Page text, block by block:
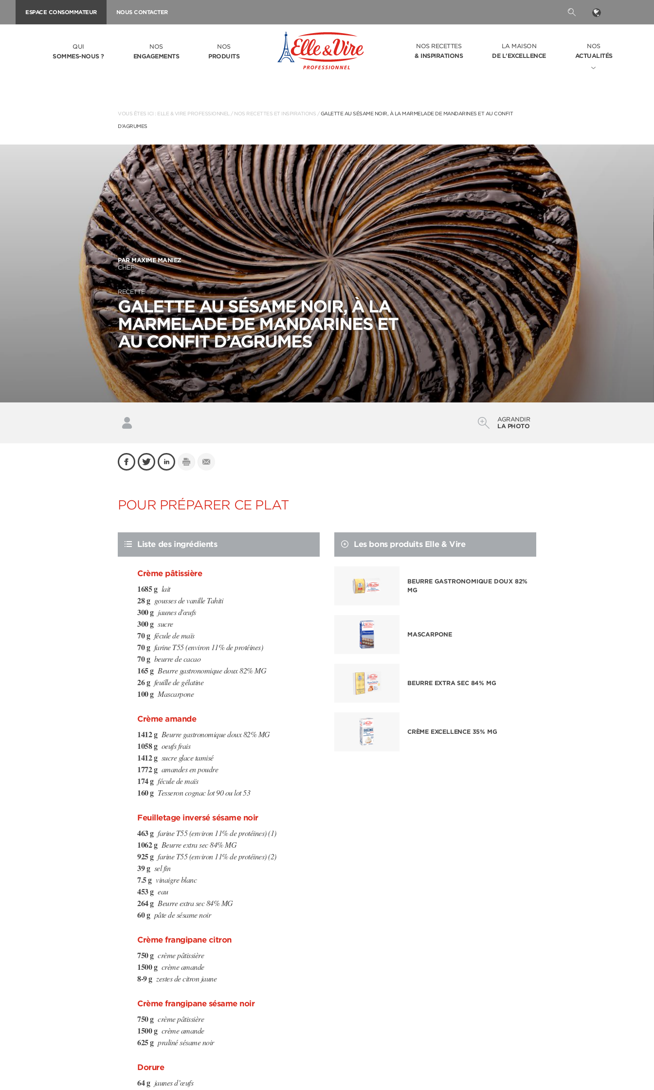
ESPACE CONSOMMATEUR NOUS CONTACTER
QUI
SOMMES-NOUS ?
NOS
ENGAGEMENTS
NOS
PRODUITS
NOS RECETTES
& INSPIRATIONS
LA MAISON
DE L'EXCELLENCE
NOS
ACTUALITÉS
VOUS ÊTES ICI : ELLE & VIRE PROFESSIONNEL / NOS RECETTES ET INSPIRATIONS /GALETTE AU SÉSAME NOIR, À LA MARMELADE DE MANDARINES ET AU CONFIT
D’AGRUMES
PAR MAXIME MANIEZ
CHEF
RECETTE
GALETTE AU SÉSAME NOIR, À LA
MARMELADE DE MANDARINES ET
AU CONFIT D’AGRUMES
AGRANDIR
LA PHOTO
POUR PRÉPARER CE PLAT
Liste des ingrédients
Crème pâtissière
1685 g lait
28 g gousses de vanille Tahiti
300 g jaunes d'œufs
300 g sucre
70 g fécule de maïs
70 g farine T55 (environ 11% de protéines)
70 g beurre de cacao
165 g Beurre gastronomique doux 82% MG
26 g feuille de gélatine
100 g Mascarpone
Crème amande
1412 g Beurre gastronomique doux 82% MG
1058 g oeufs frais
1412 g sucre glace tamisé
1772 g amandes en poudre
174 g fécule de maïs
160 g Tesseron cognac lot 90 ou lot 53
Feuilletage inversé sésame noir
463 g farine T55 (environ 11% de protéines) (1)
1062 g Beurre extra sec 84% MG
925 g farine T55 (environ 11% de protéines) (2)
39 g sel fin
7.5 g vinaigre blanc
453 g eau
264 g Beurre extra sec 84% MG
60 g pâte de sésame noir
Crème frangipane citron
750 g crème pâtissière
1500 g crème amande
8-9 g zestes de citron jaune
Crème frangipane sésame noir
750 g crème pâtissière
1500 g crème amande
625 g praliné sésame noir
Dorure
64 g jaunes d’œufs
Les bons produits Elle & Vire
BEURRE GASTRONOMIQUE DOUX 82%
MG
MASCARPONE
BEURRE EXTRA SEC 84% MG
CRÈME EXCELLENCE 35% MG